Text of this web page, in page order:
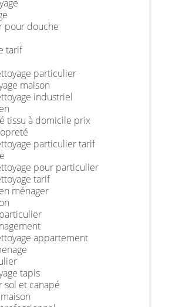
pour douche
tarif
particulier
maison
industriel
tissu à domicile prix
particulier tarif
pour particulier
tarif
ménager
appartement
tapis
sol et canapé